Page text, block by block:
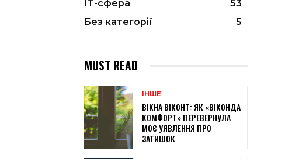
ІТ-сфера
53
Без категорії
5
MUST READ
ІНШЕ
ВІКНА ВІКОНТ: ЯК «ВІКОНДА
КОМФОРТ» ПЕРЕВЕРНУЛА
МОЄ УЯВЛЕННЯ ПРО
ЗАТИШОК